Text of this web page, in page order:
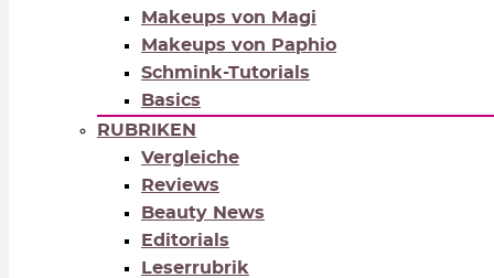
Makeups von Magi
Makeups von Paphio
Schmink-Tutorials
Basics
RUBRIKEN
Vergleiche
Reviews
Beauty News
Editorials
Leserrubrik